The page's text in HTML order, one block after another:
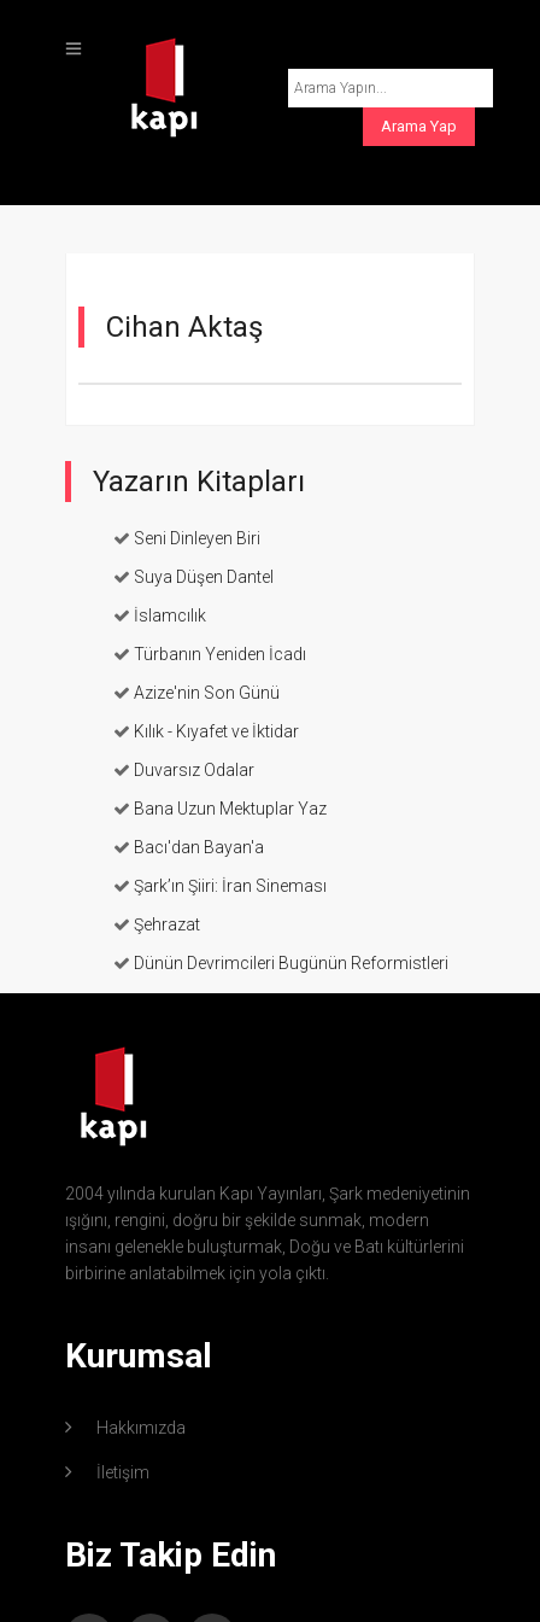
Cihan Aktaş
Yazarın Kitapları
Seni Dinleyen Biri
Suya Düşen Dantel
İslamcılık
Türbanın Yeniden İcadı
Azize'nin Son Günü
Kılık - Kıyafet ve İktidar
Duvarsız Odalar
Bana Uzun Mektuplar Yaz
Bacı'dan Bayan'a
Şark’ın Şiiri: İran Sineması
Şehrazat
Dünün Devrimcileri Bugünün Reformistleri
2004 yılında kurulan Kapı Yayınları, Şark medeniyetinin
ışığını, rengini, doğru bir şekilde sunmak, modern
insanı gelenekle buluşturmak, Doğu ve Batı kültürlerini
birbirine anlatabilmek için yola çıktı.
Kurumsal
Hakkımızda
İletişim
Biz Takip Edin